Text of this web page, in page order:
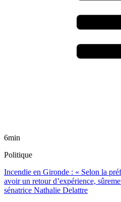
6min
Politique
Incendie en Gironde : « Selon la
avoir un retour d’expérience,
sénatrice Nathalie Delattre